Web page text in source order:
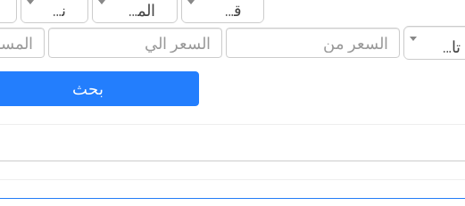
قطر المدينة نوع العقار
تاريخ الانشاء
بحث